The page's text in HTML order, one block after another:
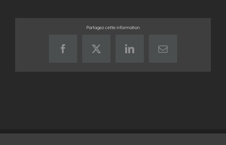
Partagez cette information
FacebookX LinkedInEmail